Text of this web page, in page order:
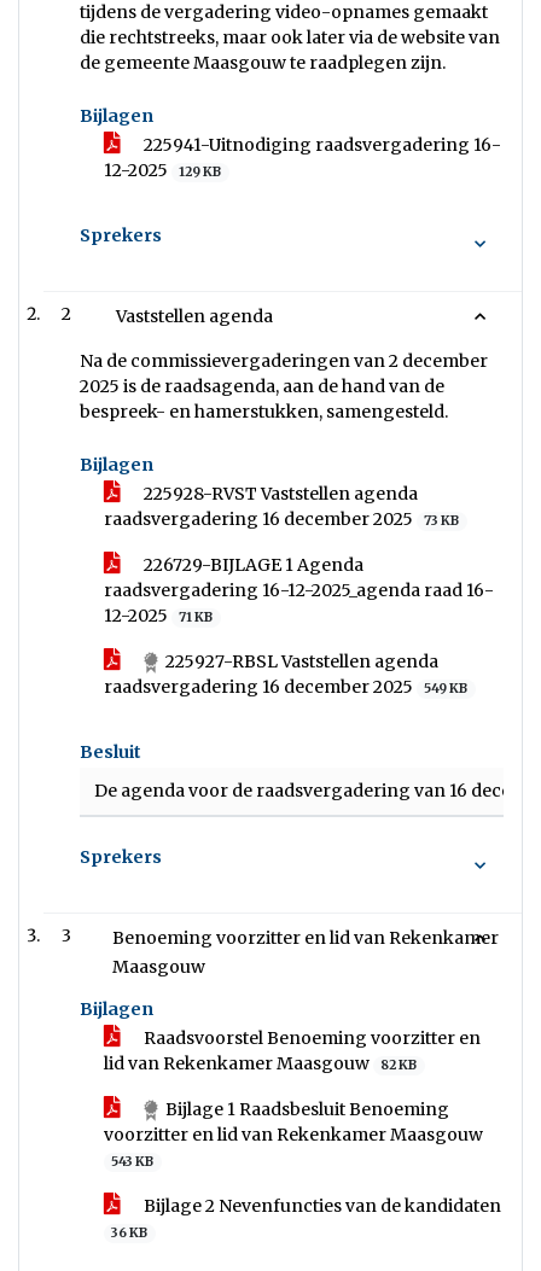
tijdens de vergadering video-opnames gemaakt
die rechtstreeks, maar ook later via de website van
de gemeente Maasgouw te raadplegen zijn.
Bijlagen
225941-Uitnodiging raadsvergadering 16-
12-2025
129 KB
Sprekers
2 Vaststellen agenda
Na de commissievergaderingen van 2 december
2025 is de raadsagenda, aan de hand van de
bespreek- en hamerstukken, samengesteld.
Bijlagen
225928-RVST Vaststellen agenda
raadsvergadering 16 december 2025
73 KB
226729-BIJLAGE 1 Agenda
raadsvergadering 16-12-2025_agenda raad 16-
12-2025
71 KB
225927-RBSL Vaststellen agenda
raadsvergadering 16 december 2025
549 KB
Besluit
De agenda voor de raadsvergadering van 16
Sprekers
3
Benoeming voorzitter en lid van Rekenkamer
Maasgouw
Bijlagen
Raadsvoorstel Benoeming voorzitter en
lid van Rekenkamer Maasgouw
82 KB
Bijlage 1 Raadsbesluit Benoeming
voorzitter en lid van Rekenkamer Maasgouw
543 KB
Bijlage 2 Nevenfuncties van de kandidaten
36 KB